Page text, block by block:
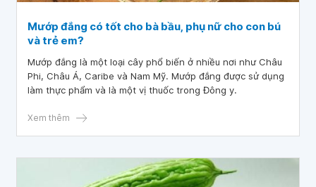
Mướp đắng có tốt cho bà bầu, phụ nữ cho con bú
và trẻ em?
Mướp đắng là một loại cây phổ biến ở nhiều nơi như Châu
Phi, Châu Á, Caribe và Nam Mỹ. Mướp đắng được sử dụng
làm thực phẩm và là một vị thuốc trong Đông y.
Xem thêm